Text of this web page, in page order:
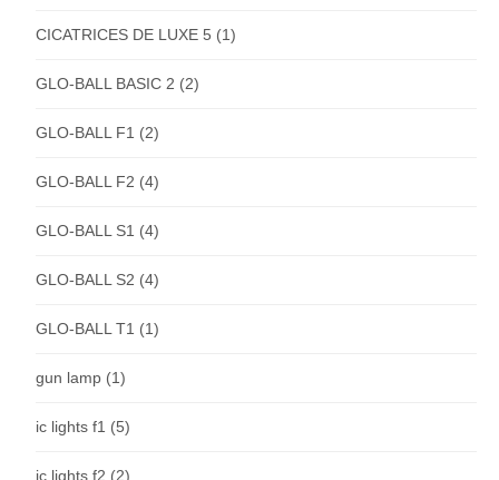
CICATRICES DE LUXE 5 (1)
GLO-BALL BASIC 2 (2)
GLO-BALL F1 (2)
GLO-BALL F2 (4)
GLO-BALL S1 (4)
GLO-BALL S2 (4)
GLO-BALL T1 (1)
gun lamp (1)
ic lights f1 (5)
ic lights f2 (2)